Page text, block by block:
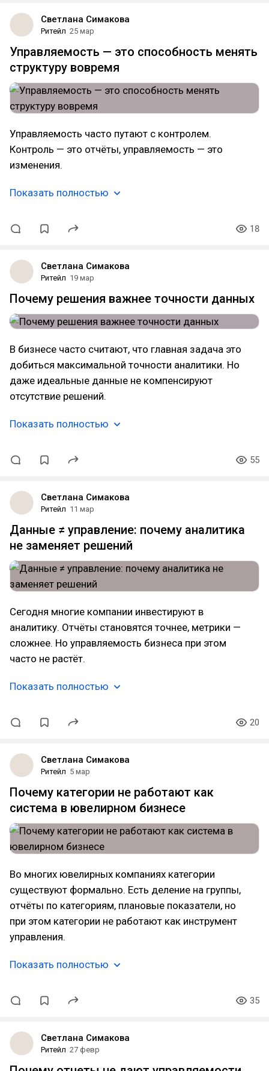
Светлана Симакова
Ритейл 25 мар
Управляемость — это способность менять
структуру вовремя
Управляемость часто путают с контролем.
Контроль — это отчёты, управляемость — это
изменения.
Показать полностью
18
Светлана Симакова
Ритейл 19 мар
Почему решения важнее точности данных
В бизнесе часто считают, что главная задача это
добиться максимальной точности аналитики. Но
даже идеальные данные не компенсируют
отсутствие решений.
Показать полностью
55
Светлана Симакова
Ритейл 11 мар
Данные ≠ управление: почему аналитика
не заменяет решений
Сегодня многие компании инвестируют в
аналитику. Отчёты становятся точнее, метрики —
сложнее. Но управляемость бизнеса при этом
часто не растёт.
Показать полностью
20
Светлана Симакова
Ритейл 5 мар
Почему категории не работают как
система в ювелирном бизнесе
Во многих ювелирных компаниях категории
существуют формально. Есть деление на группы,
отчёты по категориям, плановые показатели, но
при этом категории не работают как инструмент
управления.
Показать полностью
35
Светлана Симакова
Ритейл 27 февр